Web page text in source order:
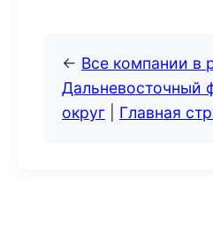
← Все компании в
Дальневосточный
округ
Главная